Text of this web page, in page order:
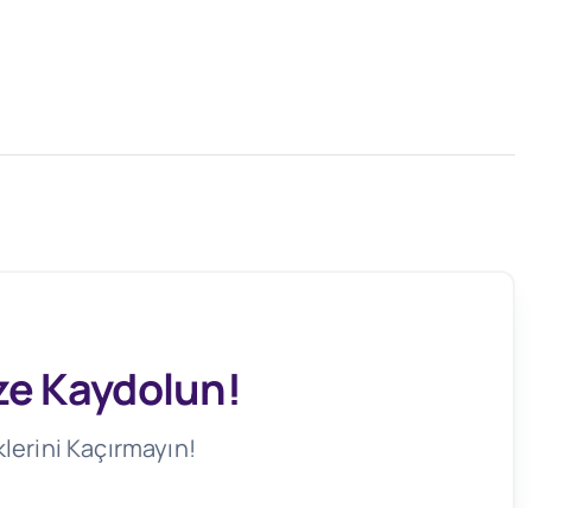
Kaydolun!
Kaçırmayın!